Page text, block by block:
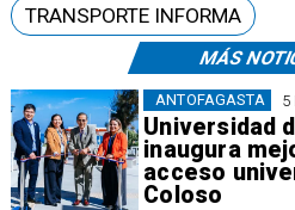
MÁS
5
Universidad
inaugura
acceso
Coloso
ANTOFAGASTA
TRANSPORTE INFORMA